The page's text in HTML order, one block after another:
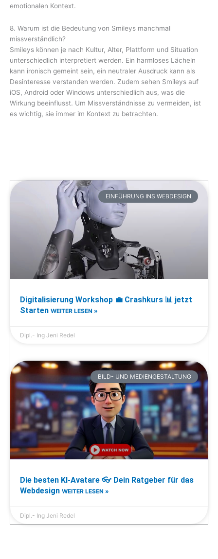
emotionalen Kontext.
8. Warum ist die Bedeutung von Smileys manchmal
missverständlich?
Smileys können je nach Kultur, Alter, Plattform und Situation
unterschiedlich interpretiert werden. Ein harmloses Lächeln
kann ironisch gemeint sein, ein neutraler Ausdruck kann als
Desinteresse verstanden werden. Zudem sehen Smileys auf
iOS, Android oder Windows unterschiedlich aus, was die
Wirkung beeinflusst. Um Missverständnisse zu vermeiden, ist
es wichtig, sie immer im Kontext zu betrachten.
EINFÜHRUNG INS WEBDESIGN
Digitalisierung Workshop 💼 Crashkurs 📊 jetzt
Starten WEITER LESEN »
Dipl.- Ing Jeni Redel
BILD- UND MEDIENGESTALTUNG
Die besten KI-Avatare 👓 Dein Ratgeber für das
Webdesign WEITER LESEN »
Dipl.- Ing Jeni Redel